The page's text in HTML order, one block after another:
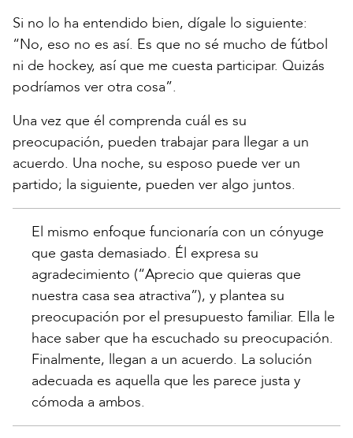
Si no lo ha entendido bien, dígale lo siguiente:
“No, eso no es así. Es que no sé mucho de fútbol
ni de hockey, así que me cuesta participar. Quizás
podríamos ver otra cosa”.
Una vez que él comprenda cuál es su
preocupación, pueden trabajar para llegar a un
acuerdo. Una noche, su esposo puede ver un
partido; la siguiente, pueden ver algo juntos.
El mismo enfoque funcionaría con un cónyuge
que gasta demasiado. Él expresa su
agradecimiento (“Aprecio que quieras que
nuestra casa sea atractiva”), y plantea su
preocupación por el presupuesto familiar. Ella le
hace saber que ha escuchado su preocupación.
Finalmente, llegan a un acuerdo. La solución
adecuada es aquella que les parece justa y
cómoda a ambos.